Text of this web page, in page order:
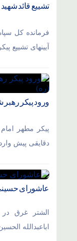
تشییع قائد
فرمانده کل
آیینهای تشییع
ورود پیکر
پیکر مطهر
دقایقی پیش
عاشورای حسینی
الشتر غرق
اباعبدالله